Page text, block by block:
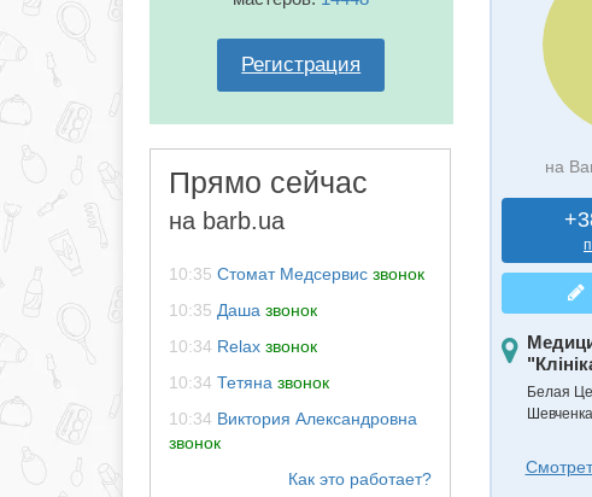
Регистрация
Прямо сейчас
на barb.ua
10:35 Стомат Медсервис звонок
10:35 Даша звонок
10:34 Relax звонок
10:34 Тетяна звонок
10:34 Виктория Александровна
звонок
на
Белая